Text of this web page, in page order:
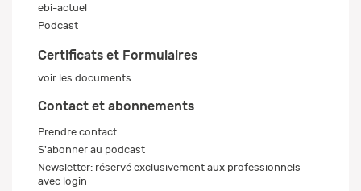
ebi-actuel
Podcast
Certificats et Formulaires
voir les documents
Contact et abonnements
Prendre contact
S'abonner au podcast
Newsletter: réservé exclusivement aux professionnels
avec login